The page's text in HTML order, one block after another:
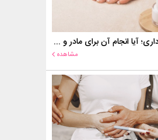
کاشت ناخن در بارداری؛ آیا انجام آن برای مادر و جنین خطر دارد؟
مشاهده